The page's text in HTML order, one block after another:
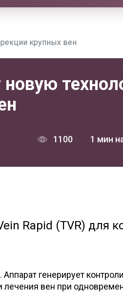
крупных вен
новую
1100 1 мин
Rapid (TVR) для
Аппарат генерирует
вен при